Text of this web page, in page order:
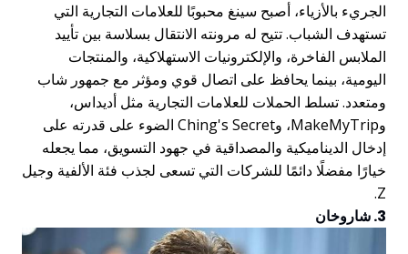
الجريء بالأزياء، أصبح سينغ محبوبًا للعلامات التجارية التي
تستهدف الشباب. تتيح له مرونته الانتقال بسلاسة بين تأييد
الملابس الفاخرة، والإلكترونيات الاستهلاكية، والمنتجات
اليومية، بينما يحافظ على اتصال قوي ومؤثر مع جمهور شاب
ومتعدد. تسلط الحملات للعلامات التجارية مثل أديداس،
وMakeMyTrip، وChing's Secret الضوء على قدرته على
إدخال الديناميكية والمصداقية في جهود التسويق، مما يجعله
خيارًا مفضلًا دائمًا للشركات التي تسعى لجذب فئة الألفية وجيل
Z.
3. شاروخان